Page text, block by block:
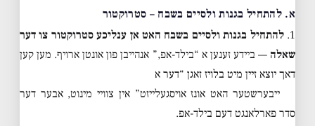
א. להתחיל בגנות ולסיים בשבח – סטרוקטור
1. להתחיל בגנות ולסיים בשבח האט אן ענליכע סטרוקטור צו דער
שאלה — ביידע זענען א “בילד-אפ,” אנהייבן פון אונטן ארויף. מען קען
דאך יוצא זיין מיט בלויז זאגן “דער א
ייבערשטער האט אונז אויסגעלייזט” אין צוויי מינוט, אבער דער
סדר פארלאנגט דעם בילד-אפ.